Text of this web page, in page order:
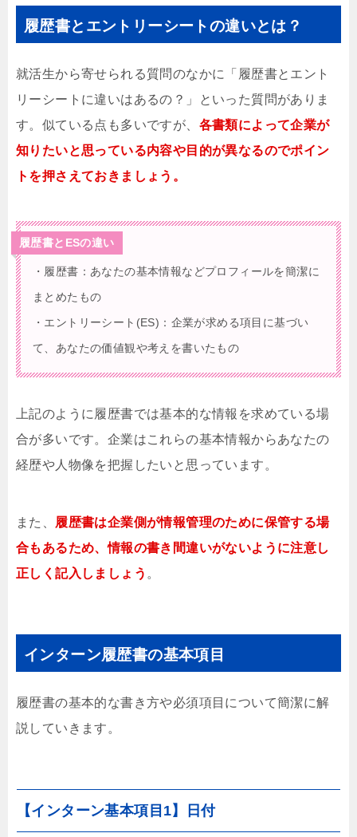
履歴書とエントリーシートの違いとは？
就活生から寄せられる質問のなかに「履歴書とエント
リーシートに違いはあるの？」といった質問がありま
す。似ている点も多いですが、 各書類によって企業が
知りたいと思っている内容や目的が異なるのでポイン
トを押さえておきましょう。
履歴書とESの違い
・履歴書：あなたの基本情報などプロフィールを簡潔に
まとめたもの
・エントリーシート(ES)：企業が求める項目に基づい
て、あなたの価値観や考えを書いたもの
上記のように履歴書では基本的な情報を求めている場
合が多いです。企業はこれらの基本情報からあなたの
経歴や人物像を把握したいと思っています。
また、 履歴書は企業側が情報管理のために保管する場
合もあるため、情報の書き間違いがないように注意し
正しく記入しましょう 。
インターン履歴書の基本項目
履歴書の基本的な書き方や必須項目について簡潔に解
説していきます。
【インターン基本項目1】日付